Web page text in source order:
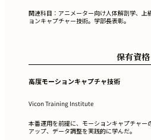
関連科目：アニメーター向け人体解剖学、上
ョンキャプチャー技術。学部長表彰。
保有資格
高度モーションキャプチャ技術
Vicon Training Institute
本番運用を前提に、モーションキャプチャー
アップ、データ調整を実践的に学んだ。